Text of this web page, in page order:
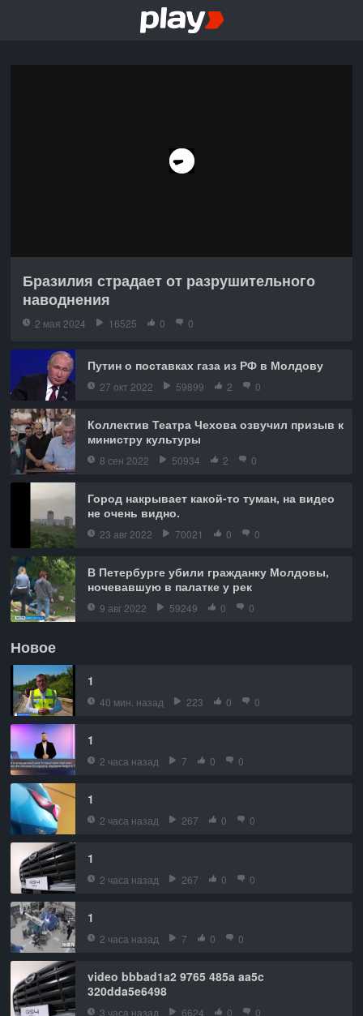
Бразилия страдает от разрушительного
наводнения
2 мая 2024 16525 0 0
Путин о поставках газа из РФ в Молдову
27 окт 2022 59899 2 0
Коллектив Театра Чехова озвучил призыв к
министру культуры
8 сен 2022 50934 2 0
Город накрывает какой-то туман, на видео
не очень видно.
23 авг 2022 70021 0 0
В Петербурге убили гражданку Молдовы,
ночевавшую в палатке у рек
9 авг 2022 59249 0 0
Новое
1
40 мин. назад 223 0 0
1
2 часа назад 7 0 0
1
2 часа назад 267 0 0
1
2 часа назад 267 0 0
1
2 часа назад 7 0 0
video bbbad1a2 9765 485a aa5c
320dda5e6498
3 часа назад 6624 0 0